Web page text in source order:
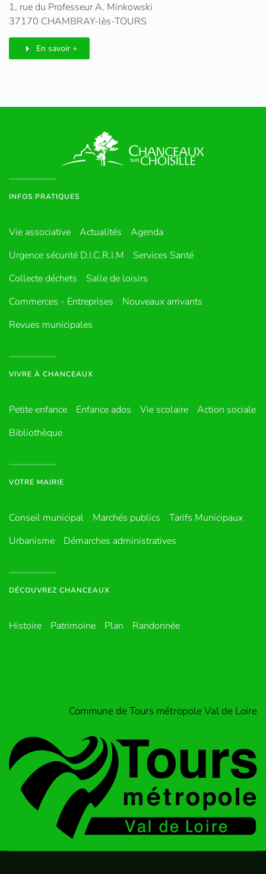
1, rue du Professeur A. Minkowski
37170 CHAMBRAY-lès-TOURS
En savoir +
INFOS PRATIQUES
Vie associative Actualités
Agenda
Urgence sécurité D.I.C.R.I.M
Services Santé
Collecte déchets
Salle de loisirs
Commerces - Entreprises
Nouveaux arrivants
Revues municipales
VIVRE À CHANCEAUX
Petite enfance Enfance ados Vie scolaire
Action sociale
Bibliothèque
VOTRE MAIRIE
Conseil municipal Marchés publics
Tarifs Municipaux
Urbanisme
Démarches administratives
DÉCOUVREZ CHANCEAUX
Histoire Patrimoine Plan Randonnée
Commune de Tours métropole Val de Loire